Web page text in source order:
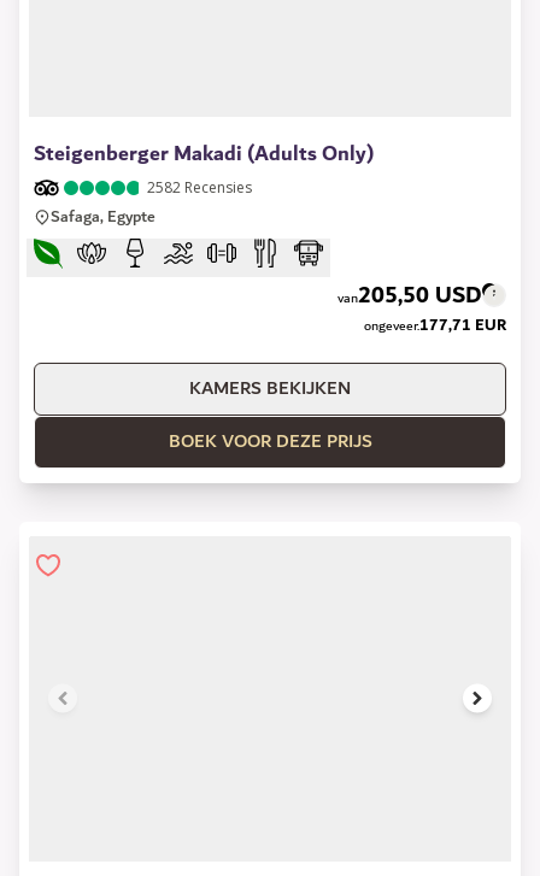
Steigenberger Makadi (Adults Only)
2582 Recensies
Safaga, Egypte
van205,50 USD
ongeveer.177,71 EUR
KAMERS BEKIJKEN
BOEK VOOR DEZE PRIJS